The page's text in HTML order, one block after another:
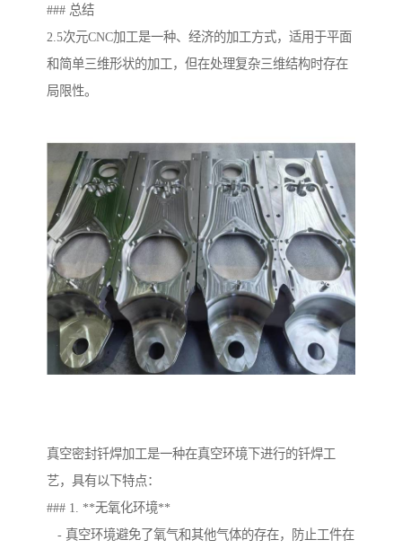
### 总结
2.5次元CNC加工是一种、经济的加工方式，适用于平面
和简单三维形状的加工，但在处理复杂三维结构时存在
局限性。
真空密封钎焊加工是一种在真空环境下进行的钎焊工
艺，具有以下特点：
### 1. **无氧化环境**
- 真空环境避免了氧气和其他气体的存在，防止工件在